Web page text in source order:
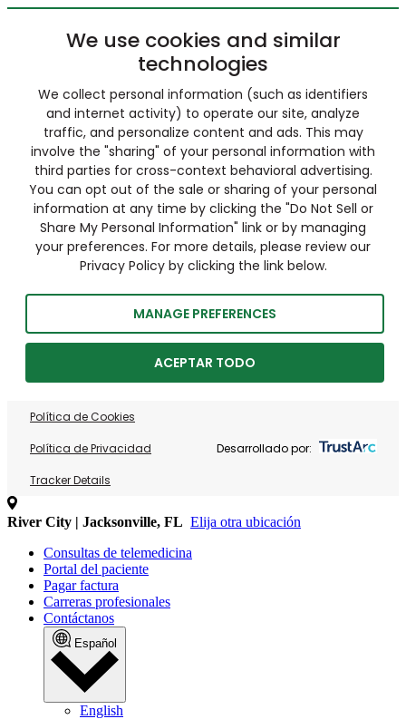
We use cookies and similar
technologies
We collect personal information (such as identifiers
and internet activity) to operate our site, analyze
traffic, and personalize content and ads. This may
involve the "sharing" of your personal information with
third parties for cross-context behavioral advertising.
You can opt out of the sale or sharing of your personal
information at any time by clicking the "Do Not Sell or
Share My Personal Information" link or by managing
your preferences. For more details, please review our
Privacy Policy by clicking the link below.
MANAGE PREFERENCES
ACEPTAR TODO
Política de Cookies
Política de Privacidad
Tracker Details
Desarrollado por:
River City | Jacksonville, FL Elija otra ubicación
Consultas de telemedicina
Portal del paciente
Pagar factura
Carreras profesionales
Contáctanos
Español
English